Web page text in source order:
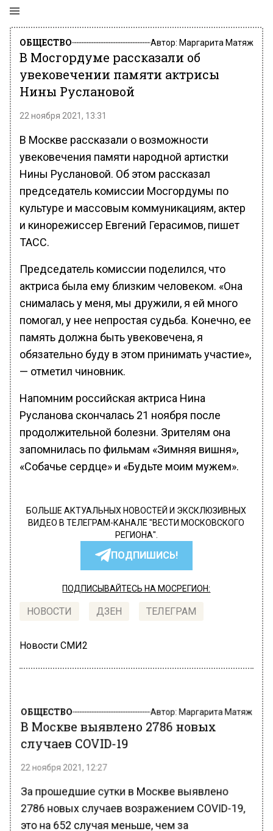
ОБЩЕСТВО Автор: Маргарита Матяж
В Мосгордуме рассказали об
увековечении памяти актрисы
Нины Руслановой
22 ноября 2021, 13:31
В Москве рассказали о возможности
увековечения памяти народной артистки
Нины Руслановой. Об этом рассказал
председатель комиссии Мосгордумы по
культуре и массовым коммуникациям, актер
и кинорежиссер Евгений Герасимов, пишет
ТАСС.
Председатель комиссии поделился, что
актриса была ему близким человеком. «Она
снималась у меня, мы дружили, я ей много
помогал, у нее непростая судьба. Конечно, ее
память должна быть увековечена, я
обязательно буду в этом принимать участие»,
— отметил чиновник.
Напомним российская актриса Нина
Русланова скончалась 21 ноября после
продолжительной болезни. Зрителям она
запомнилась по фильмам «Зимняя вишня»,
«Собачье сердце» и «Будьте моим мужем».
БОЛЬШЕ АКТУАЛЬНЫХ НОВОСТЕЙ И ЭКСКЛЮЗИВНЫХ
ВИДЕО В ТЕЛЕГРАМ-КАНАЛЕ "ВЕСТИ МОСКОВСКОГО
РЕГИОНА".
ПОДПИШИСЬ!
ПОДПИСЫВАЙТЕСЬ НА МОСРЕГИОН:
НОВОСТИ ДЗЕН ТЕЛЕГРАМ
Новости СМИ2
ОБЩЕСТВО Автор:Маргарита Матяж
В Москве выявлено 2786 новых
случаев COVID-19
22 ноября 2021, 12:27
За прошедшие сутки в Москве выявлено
2786 новых случаев возражением COVID-19,
это на 652 случая меньше, чем за